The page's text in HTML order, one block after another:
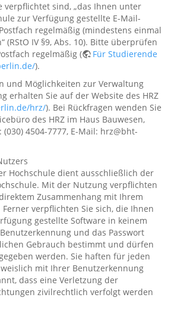
verpflichtet sind, „das Ihnen unter
zur Verfügung gestellte E-Mail-
regelmäßig (mindestens einmal
(RStO IV §9, Abs. 10). Bitte überprüfen
regelmäßig (
Für Studierende
).
und Möglichkeiten zur Verwaltung
erhalten Sie auf der Website des HRZ
hrz/). Bei Rückfragen wenden Sie
des HRZ im Haus Bauwesen,
4504-7777, E-Mail: hrz@bht-
Hochschule dient ausschließlich der
Mit der Nutzung verpflichten
Zusammenhang mit Ihrem
verpflichten Sie sich, die Ihnen
gestellte Software in keinem
und das Passwort
Gebrauch bestimmt und dürfen
werden. Sie haften für jeden
mit Ihrer Benutzerkennung
dass eine Verletzung der
zivilrechtlich verfolgt werden